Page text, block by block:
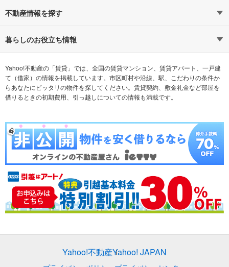
路線・駅から探す
通勤時間から探す
不動産会社から探す 希望の条件から探す
テーマから探す ランキングから探す
不動産情報を探す
不動産・住宅
新築マンション 中古マンション
新築一戸建て 中古一戸建て
注文住宅 土地
売却査定
暮らしのお役立ち情報
マンションカタログ 教えて！住まいの先生
Yahoo!不動産の「賃貸」では、全国の賃貸マンション、賃貸アパート、一戸建
て（借家）の情報を掲載しています。市区町村や沿線、駅、こだわりの条件か
らあなたにピッタリの物件を探してください。賃貸契約、敷金礼金など部屋を
借りるときの初期費用、引っ越しについての情報も満載です。
Yahoo!不動産Yahoo! JAPAN